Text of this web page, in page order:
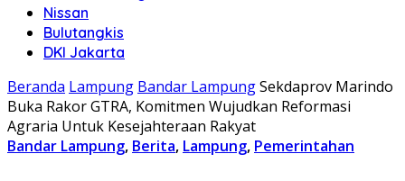
Nissan
Bulutangkis
DKI Jakarta
Beranda Lampung Bandar LampungSekdaprov Marindo
Buka Rakor GTRA, Komitmen Wujudkan Reformasi
Agraria Untuk Kesejahteraan Rakyat
Bandar Lampung, Berita, Lampung, Pemerintahan